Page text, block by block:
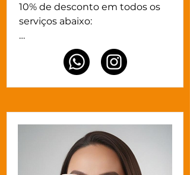
10% de desconto em todos os
serviços abaixo:
Corte+escova
Progressiva (sem formol)
cabeludo inflamado ou com
caspas e coloração